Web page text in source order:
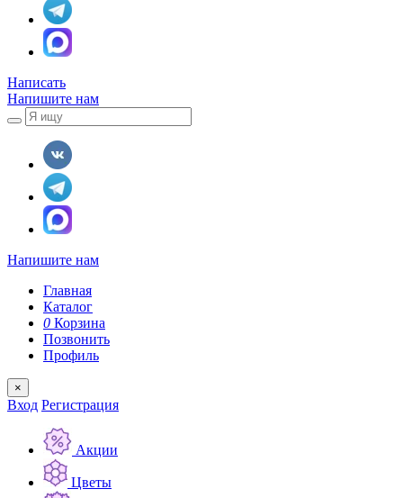
Написать
Напишите нам
Напишите нам
Главная
Каталог
0 Корзина
Позвонить
Профиль
×
Вход Регистрация
Акции
Цветы